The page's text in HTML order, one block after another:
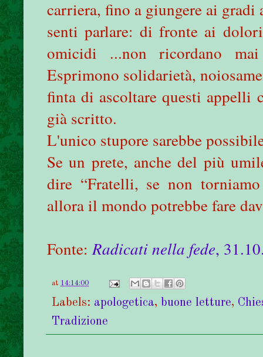
carriera, fino a giungere ai
senti parlare: di fronte ai
omicidi ...non ricordano
Esprimono solidarietà,
finta di ascoltare questi appelli
già scritto.
L'unico stupore sarebbe
Se un prete, anche del più
dire “Fratelli, se non
allora il mondo potrebbe fare
Fonte:Radicati nella fede,
at 14:14:00
Labels: apologetica, buone letture,
Tradizione